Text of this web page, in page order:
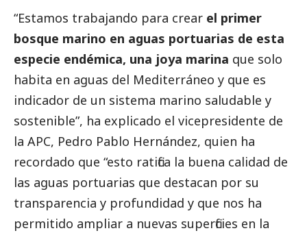
“Estamos trabajando para crear el primer
bosque marino en aguas portuarias de esta
especie endémica, una joya marina que solo
habita en aguas del Mediterráneo y que es
indicador de un sistema marino saludable y
sostenible”, ha explicado el vicepresidente de
la APC, Pedro Pablo Hernández, quien ha
recordado que “esto ratifica la buena calidad de
las aguas portuarias que destacan por su
transparencia y profundidad y que nos ha
permitido ampliar a nuevas superficies en la